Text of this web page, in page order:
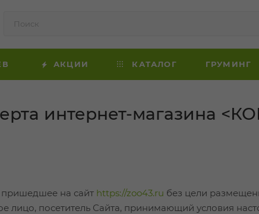
АКЦИИ КАТАЛОГ ГРУМИНГ
интернет-магазина
на сайт https://zoo43.ru без цели
лицо, посетитель Сайта, принимающий условия